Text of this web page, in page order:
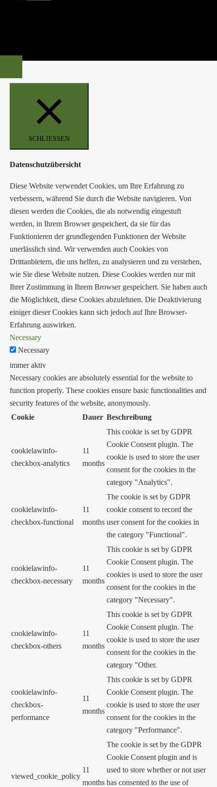
SCHLIESSEN
Datenschutzübersicht
Diese Website verwendet Cookies, um Ihre Erfahrung zu
verbessern, während Sie durch die Website navigieren. Von
diesen werden die Cookies, die als notwendig eingestuft
werden, in Ihrem Browser gespeichert, da sie für das
Funktionieren der grundlegenden Funktionen der Website
unerlässlich sind. Wir verwenden auch Cookies von
Drittanbietern, die uns helfen, zu analysieren und zu verstehen,
wie Sie diese Website nutzen. Diese Cookies werden nur mit
Ihrer Zustimmung in Ihrem Browser gespeichert. Sie haben auch
die Möglichkeit, diese Cookies abzulehnen. Die Deaktivierung
einiger dieser Cookies kann sich jedoch auf Ihre Browser-
Erfahrung auswirken.
Necessary
Necessary
immer aktiv
Necessary cookies are absolutely essential for the website to
function properly. These cookies ensure basic functionalities and
security features of the website, anonymously.
Cookie
Dauer Beschreibung
cookielawinfo-
checkbox-analytics
11
months
This cookie is set by GDPR
Cookie Consent plugin. The
cookie is used to store the user
consent for the cookies in the
category "Analytics".
cookielawinfo-
checkbox-functional
11
months
The cookie is set by GDPR
cookie consent to record the
user consent for the cookies in
the category "Functional".
cookielawinfo-
checkbox-necessary
11
months
This cookie is set by GDPR
Cookie Consent plugin. The
cookies is used to store the user
consent for the cookies in the
category "Necessary".
cookielawinfo-
checkbox-others
11
months
This cookie is set by GDPR
Cookie Consent plugin. The
cookie is used to store the user
consent for the cookies in the
category "Other.
cookielawinfo-
checkbox-
performance
11
months
This cookie is set by GDPR
Cookie Consent plugin. The
cookie is used to store the user
consent for the cookies in the
category "Performance".
viewed_cookie_policy
11
months
The cookie is set by the GDPR
Cookie Consent plugin and is
used to store whether or not user
has consented to the use of